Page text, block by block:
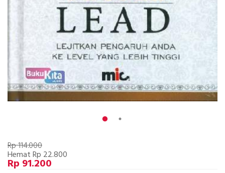
Rp 114.000
Hemat Rp 22.800
Rp 91.200